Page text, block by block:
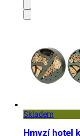
Skladem
Hmyzí hotel